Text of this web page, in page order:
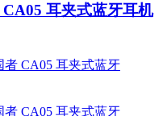
耳夹式蓝牙耳机